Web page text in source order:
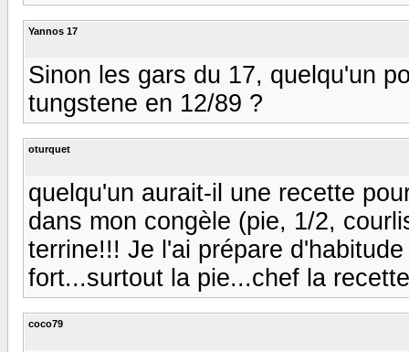
Yannos 17
Sinon les gars du 17, quelqu'un
tungstene en 12/89 ?
oturquet
quelqu'un aurait-il une recette
dans mon congèle (pie, 1/2,
terrine!!! Je l'ai prépare
fort...surtout la pie...chef la
coco79